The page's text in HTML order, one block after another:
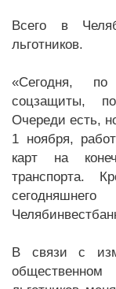
Всего в
льготников.
«Сегодня,
соцзащиты,
Очереди есть,
1 ноября,
карт на
транспорта.
В связи с